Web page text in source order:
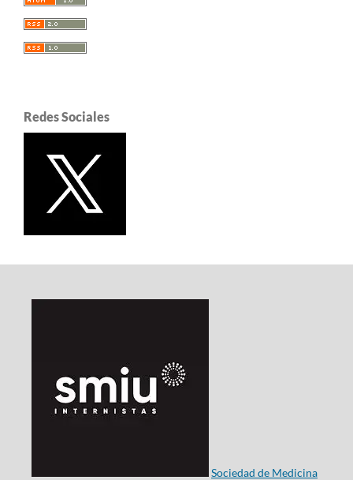
Redes Sociales
Sociedad de Medicina